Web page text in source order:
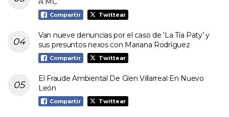
Compartir Twittear
Van nueve denuncias por el caso de ‘La Tía Paty’ y
sus presuntos nexos con Mariana Rodríguez
Compartir Twittear
El Fraude Ambiental De Glen Villarreal En Nuevo
León
Compartir Twittear